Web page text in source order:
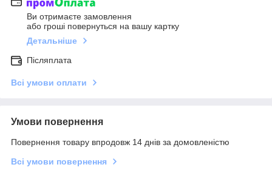
Ви отримаєте замовлення
або гроші повернуться на вашу картку
Детальніше
Післяплата
Всі умови оплати
Умови повернення
Повернення товару впродовж 14 днів за домовленістю
Всі умови повернення